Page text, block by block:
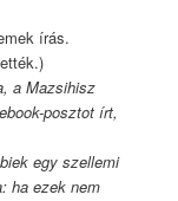
írás.
a Mazsihisz
posztot írt,
egy szellemi
ha ezek nem